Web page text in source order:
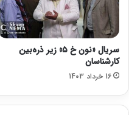
ف
ر
سریال «نون خ ۵» زیر ذره‌بین
کارشناسان
16 خرداد 1403